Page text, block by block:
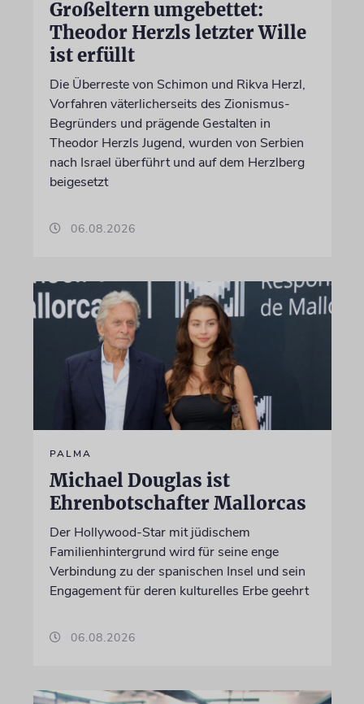
Großeltern umgebettet:
Theodor Herzls letzter Wille
ist erfüllt
Die Überreste von Schimon und Rikva Herzl,
Vorfahren väterlicherseits des Zionismus-
Begründers und prägende Gestalten in
Theodor Herzls Jugend, wurden von Serbien
nach Israel überführt und auf dem Herzlberg
beigesetzt
06.08.2026
PALMA
Michael Douglas ist
Ehrenbotschafter Mallorcas
Der Hollywood-Star mit jüdischem
Familienhintergrund wird für seine enge
Verbindung zu der spanischen Insel und sein
Engagement für deren kulturelles Erbe geehrt
06.08.2026